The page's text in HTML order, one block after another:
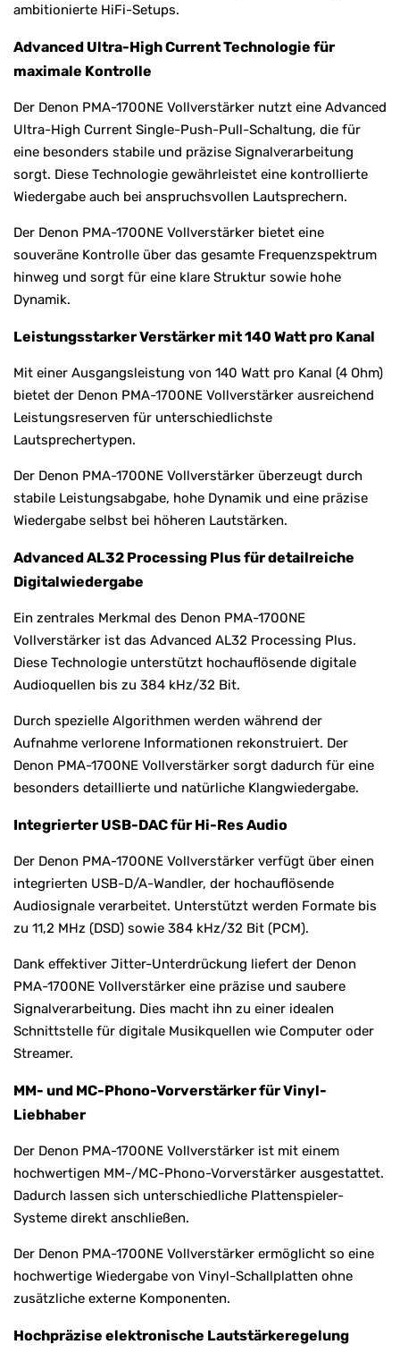
ambitionierte HiFi-Setups.
Advanced Ultra-High Current Technologie für
maximale Kontrolle
Der Denon PMA-1700NE Vollverstärker nutzt eine Advanced
Ultra-High Current Single-Push-Pull-Schaltung, die für
eine besonders stabile und präzise Signalverarbeitung
sorgt. Diese Technologie gewährleistet eine kontrollierte
Wiedergabe auch bei anspruchsvollen Lautsprechern.
Der Denon PMA-1700NE Vollverstärker bietet eine
souveräne Kontrolle über das gesamte Frequenzspektrum
hinweg und sorgt für eine klare Struktur sowie hohe
Dynamik.
Leistungsstarker Verstärker mit 140 Watt pro Kanal
Mit einer Ausgangsleistung von 140 Watt pro Kanal (4 Ohm)
bietet der Denon PMA-1700NE Vollverstärker ausreichend
Leistungsreserven für unterschiedlichste
Lautsprechertypen.
Der Denon PMA-1700NE Vollverstärker überzeugt durch
stabile Leistungsabgabe, hohe Dynamik und eine präzise
Wiedergabe selbst bei höheren Lautstärken.
Advanced AL32 Processing Plus für detailreiche
Digitalwiedergabe
Ein zentrales Merkmal des Denon PMA-1700NE
Vollverstärker ist das Advanced AL32 Processing Plus.
Diese Technologie unterstützt hochauflösende digitale
Audioquellen bis zu 384 kHz/32 Bit.
Durch spezielle Algorithmen werden während der
Aufnahme verlorene Informationen rekonstruiert. Der
Denon PMA-1700NE Vollverstärker sorgt dadurch für eine
besonders detaillierte und natürliche Klangwiedergabe.
Integrierter USB-DAC für Hi-Res Audio
Der Denon PMA-1700NE Vollverstärker verfügt über einen
integrierten USB-D/A-Wandler, der hochauflösende
Audiosignale verarbeitet. Unterstützt werden Formate bis
zu 11,2 MHz (DSD) sowie 384 kHz/32 Bit (PCM).
Dank effektiver Jitter-Unterdrückung liefert der Denon
PMA-1700NE Vollverstärker eine präzise und saubere
Signalverarbeitung. Dies macht ihn zu einer idealen
Schnittstelle für digitale Musikquellen wie Computer oder
Streamer.
MM- und MC-Phono-Vorverstärker für Vinyl-
Liebhaber
Der Denon PMA-1700NE Vollverstärker ist mit einem
hochwertigen MM-/MC-Phono-Vorverstärker ausgestattet.
Dadurch lassen sich unterschiedliche Plattenspieler-
Systeme direkt anschließen.
Der Denon PMA-1700NE Vollverstärker ermöglicht so eine
hochwertige Wiedergabe von Vinyl-Schallplatten ohne
zusätzliche externe Komponenten.
Hochpräzise elektronische Lautstärkeregelung